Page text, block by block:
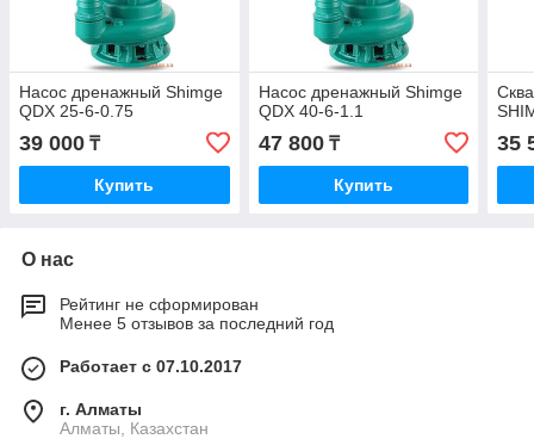
Насос дренажный Shimge
QDX 25-6-0.75
39 000 ₸
Купить
Насос дренажный Shimge
QDX 40-6-1.1
47 800₸
Купить
35
О нас
Рейтинг не сформирован
Менее 5 отзывов за последний год
Работает с 07.10.2017
г. Алматы
Алматы, Казахстан